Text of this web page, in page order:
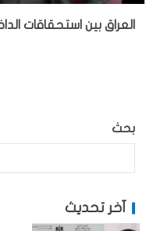
‏العراق بين استحقاقات
بحث
آخر تحديث